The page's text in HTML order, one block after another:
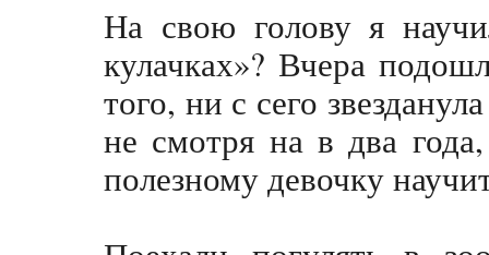
На свою голову я
кулачках»? Вчера
того, ни с сего
не смотря на в два
полезному девочку